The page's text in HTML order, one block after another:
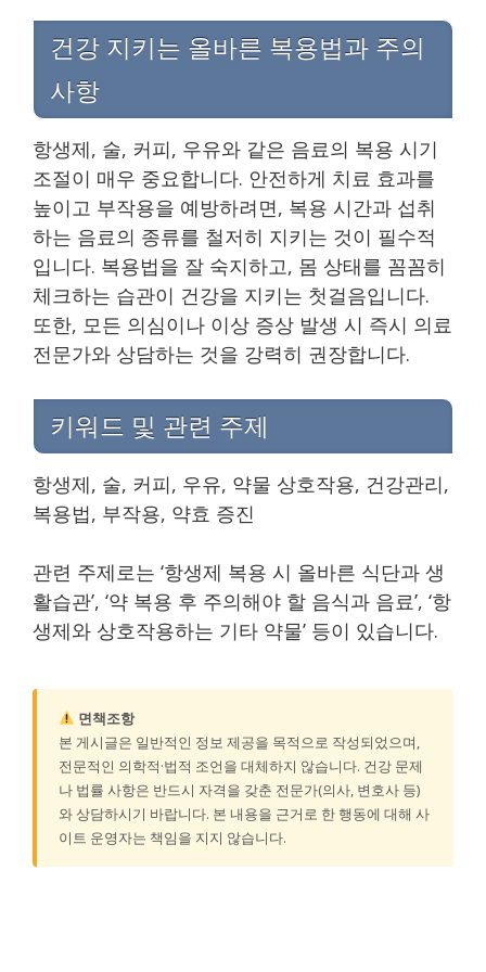
건강 지키는 올바른 복용법과 주의
사항
항생제, 술, 커피, 우유와 같은 음료의 복용 시기
조절이 매우 중요합니다. 안전하게 치료 효과를
높이고 부작용을 예방하려면, 복용 시간과 섭취
하는 음료의 종류를 철저히 지키는 것이 필수적
입니다. 복용법을 잘 숙지하고, 몸 상태를 꼼꼼히
체크하는 습관이 건강을 지키는 첫걸음입니다.
또한, 모든 의심이나 이상 증상 발생 시 즉시 의료
전문가와 상담하는 것을 강력히 권장합니다.
키워드 및 관련 주제
항생제, 술, 커피, 우유, 약물 상호작용, 건강관리,
복용법, 부작용, 약효 증진
관련 주제로는 ‘항생제 복용 시 올바른 식단과 생
활습관’, ‘약 복용 후 주의해야 할 음식과 음료’, ‘항
생제와 상호작용하는 기타 약물’ 등이 있습니다.
면책조항
본 게시글은 일반적인 정보 제공을 목적으로 작성되었으며,
전문적인 의학적·법적 조언을 대체하지 않습니다. 건강 문제
나 법률 사항은 반드시 자격을 갖춘 전문가(의사, 변호사 등)
와 상담하시기 바랍니다. 본 내용을 근거로 한 행동에 대해 사
이트 운영자는 책임을 지지 않습니다.